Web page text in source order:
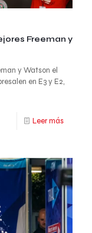
Freeman y
y Watson el
en E3 y E2,
Leer más